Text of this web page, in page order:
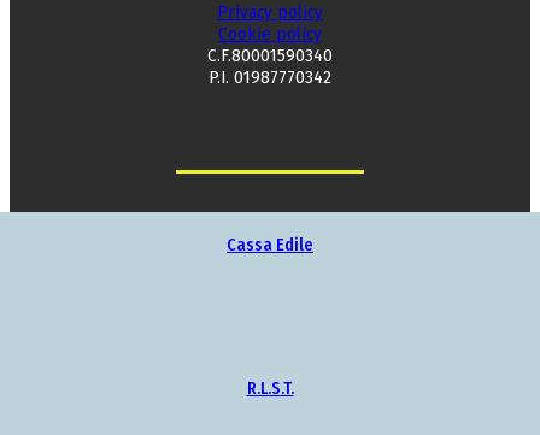
Privacy policy
Cookie policy
C.F.80001590340
P.I. 01987770342
Cassa Edile
R.L.S.T.